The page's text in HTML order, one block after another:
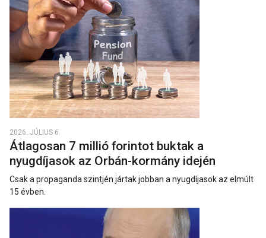
2026. JÚLIUS 6.
Átlagosan 7 millió forintot buktak a
nyugdíjasok az Orbán-kormány idején
Csak a propaganda szintjén jártak jobban a nyugdíjasok az elmúlt
15 évben.